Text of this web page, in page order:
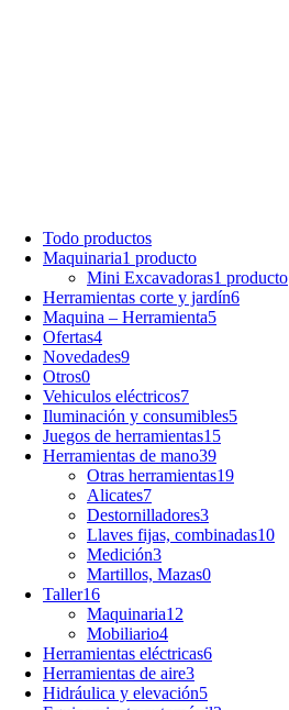
Todo productos
Maquinaria1 producto
Mini Excavadoras1 producto
Herramientas corte y jardín6
Maquina – Herramienta5
Ofertas4
Novedades9
Otros0
Vehiculos eléctricos7
Iluminación y consumibles5
Juegos de herramientas15
Herramientas de mano39
Otras herramientas19
Alicates7
Destornilladores3
Llaves fijas, combinadas10
Medición3
Martillos, Mazas0
Taller16
Maquinaria12
Mobiliario4
Herramientas eléctricas6
Herramientas de aire3
Hidráulica y elevación5